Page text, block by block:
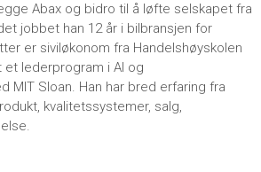
Abax og bidro til å løfte selskapet fra
jobbet han 12 år i bilbransjen for
er siviløkonom fra Handelshøyskolen
et lederprogram i AI og
MIT Sloan. Han har bred erfaring fra
kvalitetssystemer, salg,